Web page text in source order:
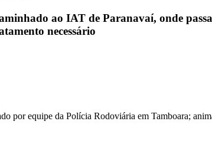
ao IAT de Paranavaí, onde
necessário